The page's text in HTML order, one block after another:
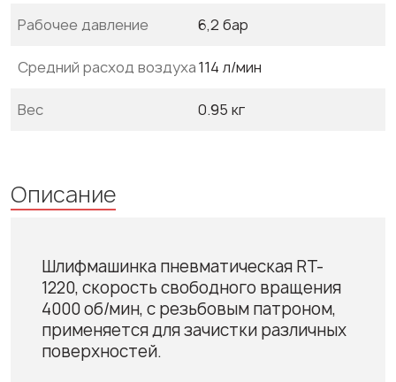
Рабочее давление 6,2 бар
Средний расход воздуха114 л/мин
Вес 0.95 кг
Описание
Шлифмашинка пневматическая RT-
1220, скорость свободного вращения
4000 об/мин, с резьбовым патроном,
применяется для зачистки различных
поверхностей.